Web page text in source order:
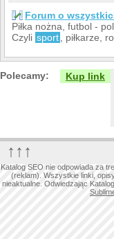
Forum o
Piłka nożna, futbol -
Czyli sport , piłkarze,
Polecamy: Kup link
↑↑↑
Katalog SEO nie odpowiada za
(reklam). Wszystkie linki,
nieaktualne. Odwiedzając